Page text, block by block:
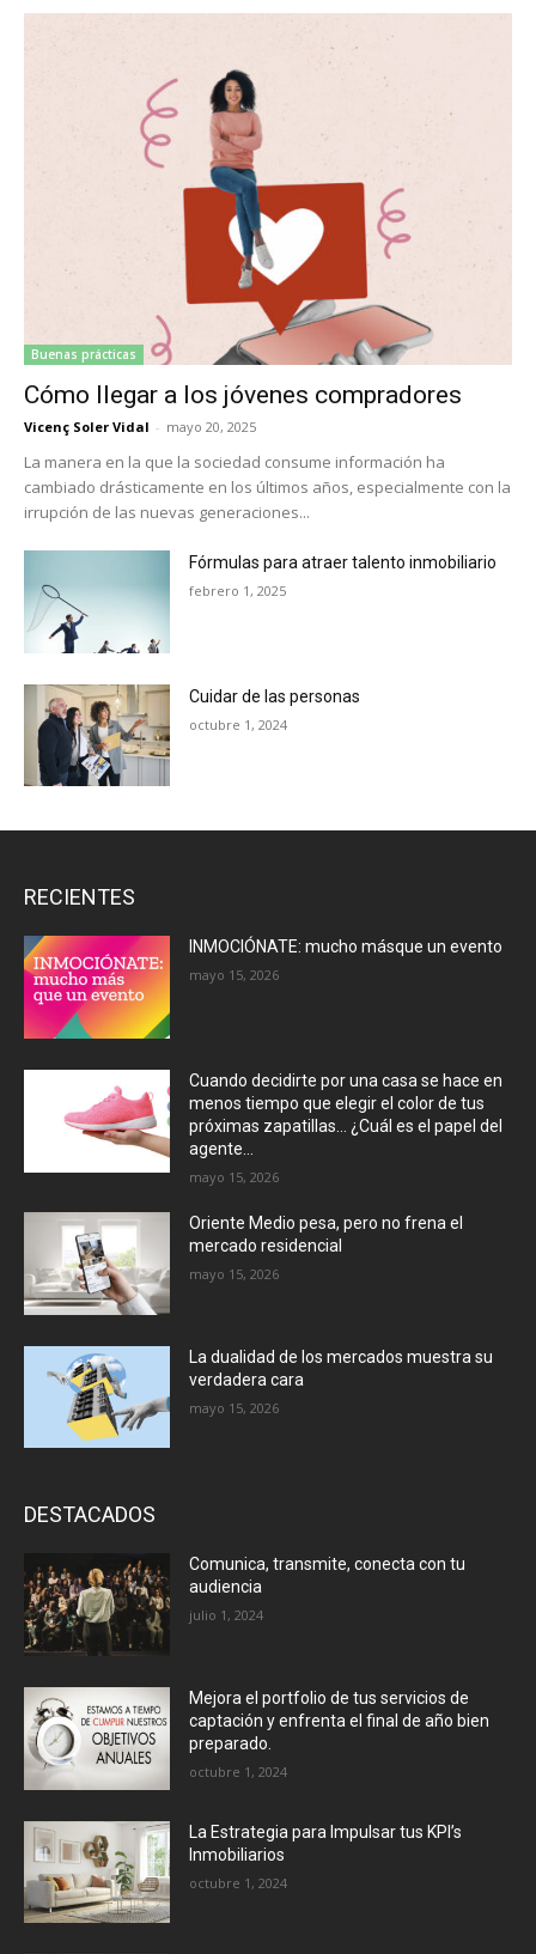
Buenas prácticas
Cómo llegar a los jóvenes compradores
Vicenç Soler Vidal - mayo 20, 2025
La manera en la que la sociedad consume información ha
cambiado drásticamente en los últimos años, especialmente con la
irrupción de las nuevas generaciones...
Fórmulas para atraer talento inmobiliario
febrero 1, 2025
Cuidar de las personas
octubre 1, 2024
RECIENTES
INMOCIÓNATE: mucho másque un evento
mayo 15, 2026
Cuando decidirte por una casa se hace en
menos tiempo que elegir el color de tus
próximas zapatillas… ¿Cuál es el papel del
agente...
mayo 15, 2026
Oriente Medio pesa, pero no frena el
mercado residencial
mayo 15, 2026
La dualidad de los mercados muestra su
verdadera cara
mayo 15, 2026
DESTACADOS
Comunica, transmite, conecta con tu
audiencia
julio 1, 2024
Mejora el portfolio de tus servicios de
captación y enfrenta el final de año bien
preparado.
octubre 1, 2024
La Estrategia para Impulsar tus KPI’s
Inmobiliarios
octubre 1, 2024